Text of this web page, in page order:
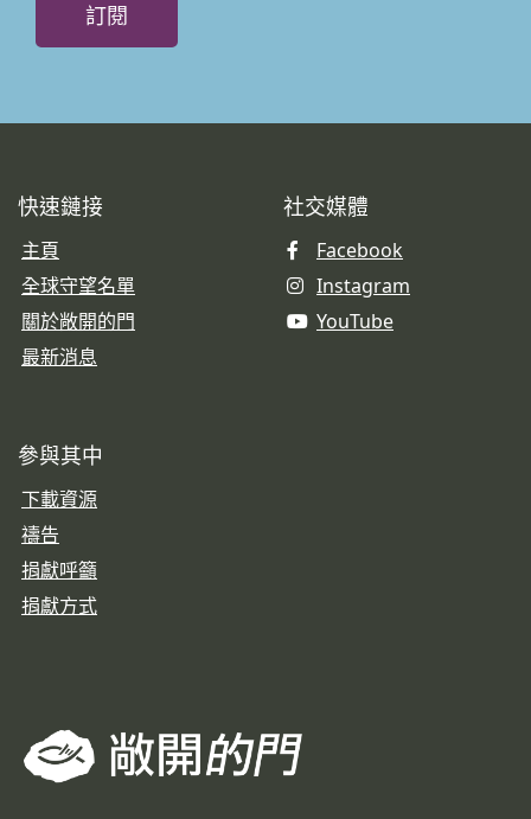
訂閱
快速鏈接
主頁
全球守望名單
關於敞開的門
最新消息
社交媒體
Facebook
Instagram
YouTube
參與其中
下載資源
禱告
捐獻呼籲
捐獻方式